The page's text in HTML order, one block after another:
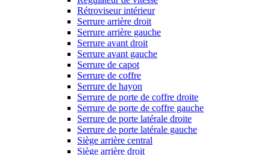
Rétroviseur intérieur
Serrure arrière droit
Serrure arrière gauche
Serrure avant droit
Serrure avant gauche
Serrure de capot
Serrure de coffre
Serrure de hayon
Serrure de porte de coffre droite
Serrure de porte de coffre gauche
Serrure de porte latérale droite
Serrure de porte latérale gauche
Siège arrière central
Siège arrière droit